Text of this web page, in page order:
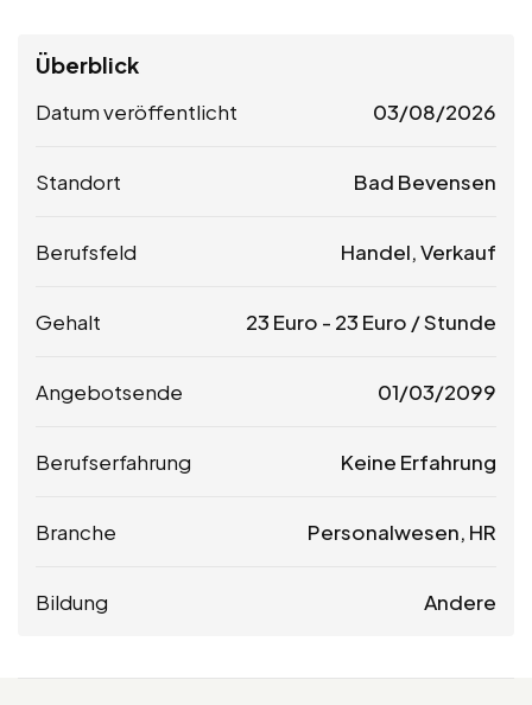
Überblick
Datum veröffentlicht 03/08/2026
Standort Bad Bevensen
Berufsfeld Handel, Verkauf
Gehalt 23 Euro - 23 Euro / Stunde
Angebotsende 01/03/2099
Berufserfahrung Keine Erfahrung
Branche Personalwesen, HR
Bildung Andere